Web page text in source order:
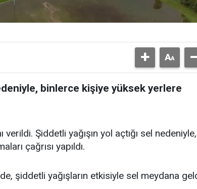
binlerce kişiye yüksek yerlere
Şiddetli yağışın yol açtığı sel nedeniyle,
çağrısı yapıldı.
şiddetli yağışların etkisiyle sel meydana